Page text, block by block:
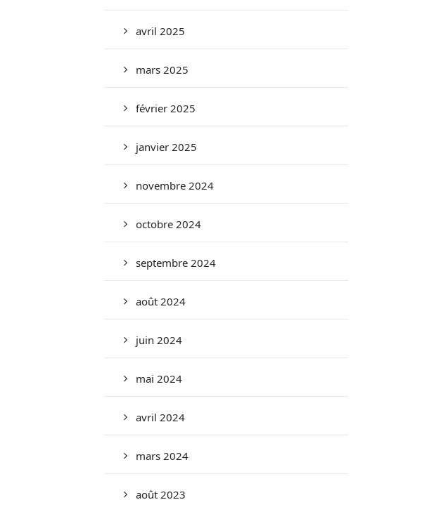
avril 2025
mars 2025
février 2025
janvier 2025
novembre 2024
octobre 2024
septembre 2024
août 2024
juin 2024
mai 2024
avril 2024
mars 2024
août 2023